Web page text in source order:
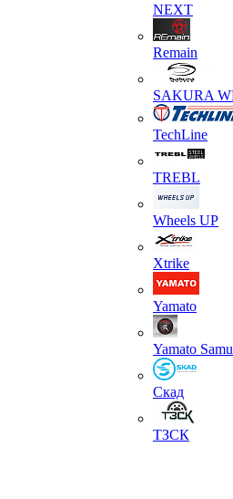
NEXT
Remain
SAKURA
TechLine
TREBL
Wheels UP
Xtrike
Yamato
Yamato
Скад
ТЗСК